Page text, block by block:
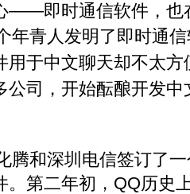
即时通信软件，也
年青人发明了即时通
用于中文聊天却不太
公司，开始酝酿开发
和深圳电信签订了一
。第二年初，QQ历史